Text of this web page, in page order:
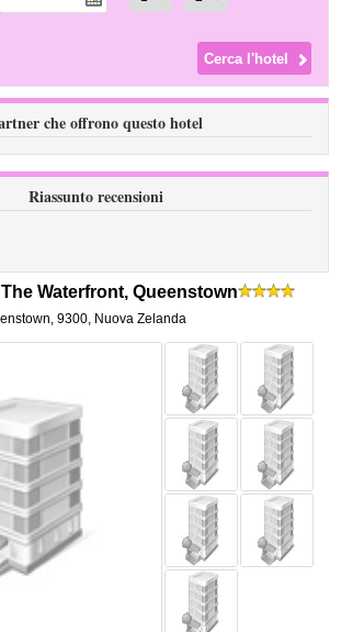
che offrono questo hotel
Riassunto recensioni
Waterfront, Queenstown
,9300, Nuova Zelanda